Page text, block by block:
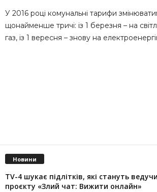
У 2016 році комунальні тарифи
щонайменше тричі: із 1 березня – на
газ, із 1 вересня – знову на
Новини
TV-4 шукає підлітків, які стануть
проєкту «Злий чат: Вижити онлайн»